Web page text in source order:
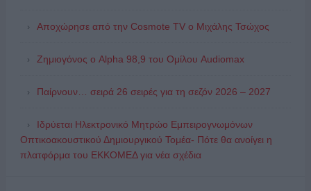
Αποχώρησε από την Cosmote TV o Μιχάλης Τσώχος
Ζημιογόνος ο Alpha 98,9 του Ομίλου Audiomax
Παίρνουν… σειρά 26 σειρές για τη σεζόν 2026 – 2027
Ιδρύεται Ηλεκτρονικό Μητρώο Εμπειρογνωμόνων
Οπτικοακουστικού Δημιουργικού Τομέα- Πότε θα ανοίγει η
πλατφόρμα του ΕΚΚΟΜΕΔ για νέα σχέδια